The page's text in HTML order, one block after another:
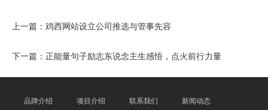
上一篇： 鸡西网站设立公司推选与管事先容
下一篇： 正能量句子励志东说念主生感悟，点火前行力量
品牌介绍 项目介绍 联系我们 新闻动态